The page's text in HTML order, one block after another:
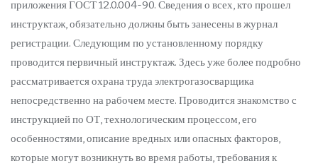
приложения ГОСТ 12.0.004-90. Сведения о всех, кто прошел
инструктаж, обязательно должны быть занесены в журнал
регистрации. Следующим по установленному порядку
проводится первичный инструктаж. Здесь уже более подробно
рассматривается охрана труда электрогазосварщика
непосредственно на рабочем месте. Проводится знакомство с
инструкцией по ОТ, технологическим процессом, его
особенностями, описание вредных или опасных факторов,
которые могут возникнуть во время работы, требования к